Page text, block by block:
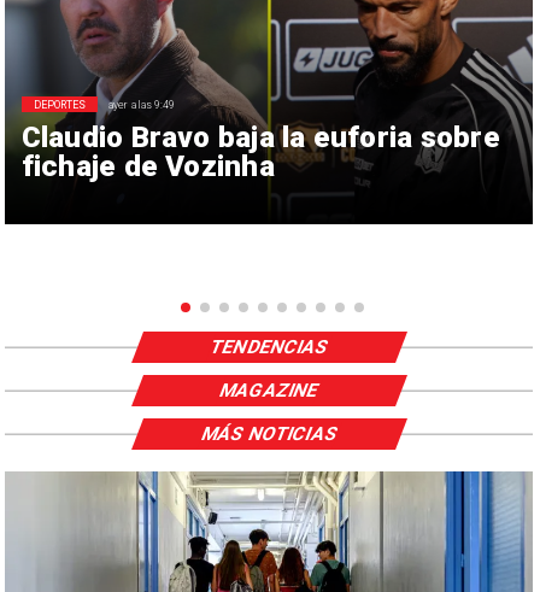
Claudio Bravo baja la euforia sobre
fichaje de Vozinha
DEPORTES ayer a las 9:49
TENDENCIAS
MAGAZINE
MÁS NOTICIAS